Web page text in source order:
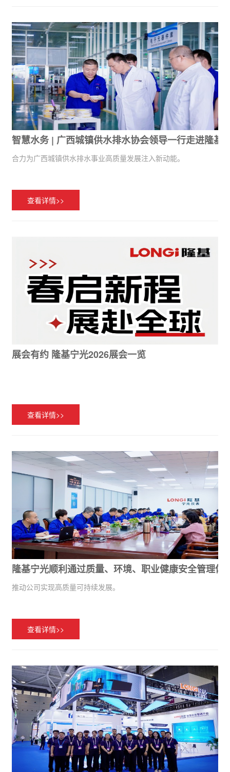
智慧水务 | 广西城镇供水排水协会领导一行走进隆基
合力为广西城镇供水排水事业高质量发展注入新动能。
查看详情>>
展会有约 隆基宁光2026展会一览
查看详情>>
隆基宁光顺利通过质量、环境、职业健康安全管理体
推动公司实现高质量可持续发展。
查看详情>>